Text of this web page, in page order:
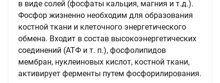
в виде солей (фосфаты кальция, магния и т.д.).
Фосфор жизненно необходим для образования
костной ткани и клеточного энергетического
обмена. Входит в состав высокоэнергетических
соединений (АТФ и т. п.), фосфолипидов
мембран, нуклеиновых кислот, костной ткани,
активирует ферменты путем фосфорилирования.